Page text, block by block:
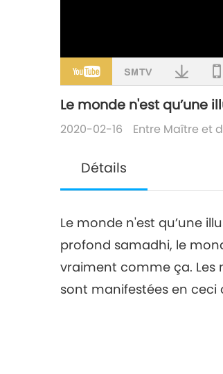
Le monde n'est qu’une
2020-02-16 Entre Maître et
Détails
Le monde n'est qu’une
profond samadhi, le
vraiment comme ça. Les
sont manifestées en ceci